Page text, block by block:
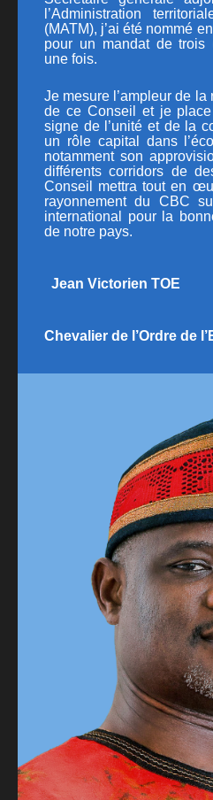
PUBLICATIONS
CONTACT
l’Administration
(MATM), j’ai été nommé
pour un mandat de trois
une fois.
Je mesure l’ampleur de
de ce Conseil et je
signe de l’unité et de la
un rôle capital dans
notamment son
différents corridors de
Conseil mettra tout en
rayonnement du CBC
international pour la
de notre pays.
Jean Victorien TOE
Chevalier de l’Ordre de